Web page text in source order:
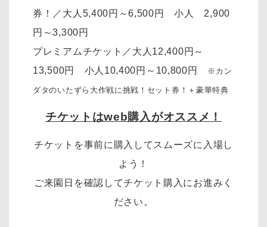
券！／大人5,400円～6,500円 小人 2,900
円～3,300円
プレミアムチケット／大人12,400円～
13,500円 小人10,400円～10,800円
※カン
ダタのいたずら大作戦に挑戦！セット券！＋豪華特典
チケットはweb購入がオススメ！
チケットを事前に購入してスムーズに入場し
よう！
ご来園日を確認してチケット購入にお進みく
ださい。